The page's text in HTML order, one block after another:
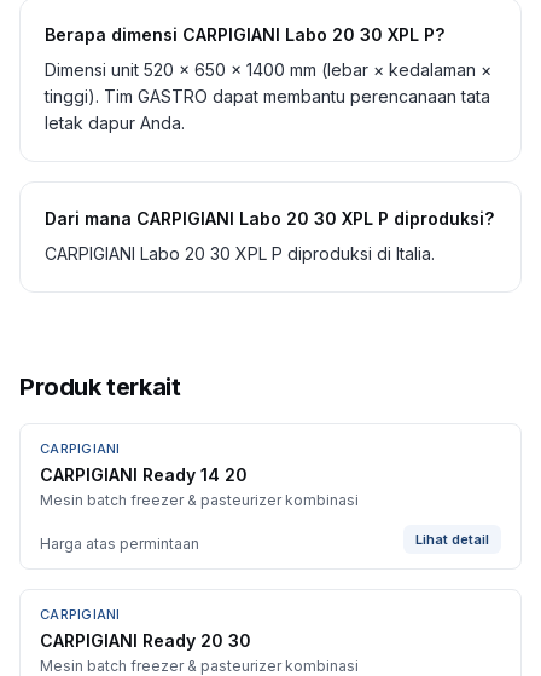
Berapa dimensi CARPIGIANI Labo 20 30 XPL P?
Dimensi unit 520 × 650 × 1400 mm (lebar × kedalaman ×
tinggi). Tim GASTRO dapat membantu perencanaan tata
letak dapur Anda.
Dari mana CARPIGIANI Labo 20 30 XPL P diproduksi?
CARPIGIANI Labo 20 30 XPL P diproduksi di Italia.
Produk terkait
CARPIGIANI
CARPIGIANI Ready 14 20
Mesin batch freezer & pasteurizer kombinasi
Harga atas permintaan Lihat detail
CARPIGIANI
CARPIGIANI Ready 20 30
Mesin batch freezer & pasteurizer kombinasi